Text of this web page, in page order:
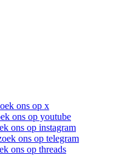
ons op x
ons op youtube
ons op instagram
ons op telegram
ons op threads